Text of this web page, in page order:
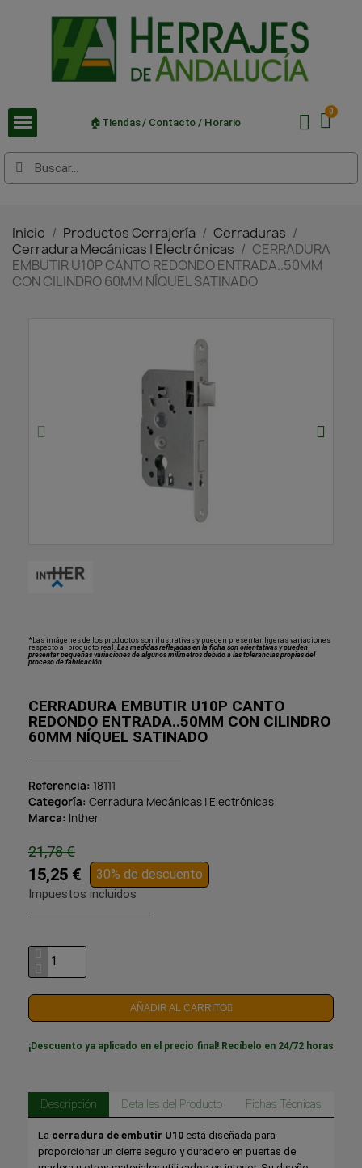
🏠Tiendas / Contacto / Horario
Inicio Productos Cerrajería
Cerraduras
Cerradura Mecánicas | Electrónicas
CERRADURA
EMBUTIR U10P CANTO REDONDO ENTRADA..50MM
CON CILINDRO 60MM NÍQUEL SATINADO
*Las imágenes de los productos son ilustrativas y pueden presentar ligeras variaciones
respecto al producto real. Las medidas reflejadas en la ficha son orientativas y pueden
presentar pequeñas variaciones de algunos milímetros debido a las tolerancias propias del
proceso de fabricación.
CERRADURA EMBUTIR U10P CANTO
REDONDO ENTRADA..50MM CON CILINDRO
60MM NÍQUEL SATINADO
Referencia 18111
Categoría Cerradura Mecánicas | Electrónicas
Marca Inther
21,78 €
15,25 € 30% de descuento
Impuestos incluidos
AÑADIR AL CARRITO
¡Descuento ya aplicado en el precio final! Recíbelo en 24/72 horas
Descripción Detalles del Producto Fichas Técnicas
La cerradura de embutir U10 está diseñada para
proporcionar un cierre seguro y duradero en puertas de